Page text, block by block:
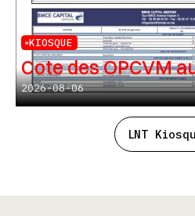
KIOSQUE
Cote des OPCVM
2026-08-06
LNT